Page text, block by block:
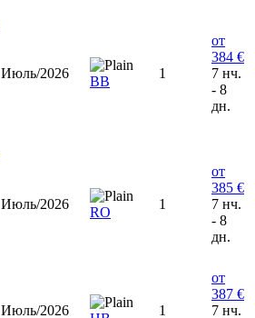
Июль/2026
ВВ
1
от
384 €
7 нч.
- 8
дн.
Июль/2026
RO
1
от
385 €
7 нч.
- 8
дн.
Июль/2026 1
от
387 €
7 нч.